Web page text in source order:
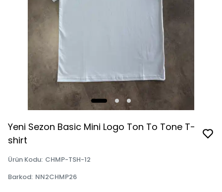
Yeni Sezon Basic Mini Logo Ton To Tone T-
shirt
Ürün Kodu: CHMP-TSH-12
Barkod: NN2CHMP26